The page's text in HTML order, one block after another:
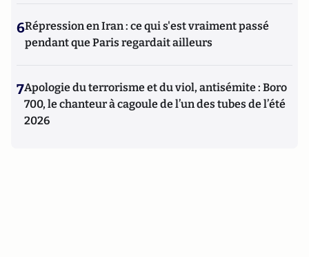
6Répression en Iran : ce qui s'est vraiment passé
pendant que Paris regardait ailleurs
7Apologie du terrorisme et du viol, antisémite : Boro
700, le chanteur à cagoule de l’un des tubes de l’été
2026